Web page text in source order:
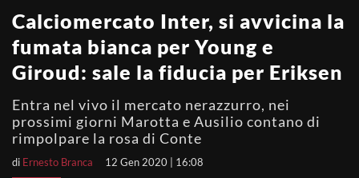
Calciomercato Inter, si avvicina la
fumata bianca per Young e
Giroud: sale la fiducia per Eriksen
Entra nel vivo il mercato nerazzurro, nei
prossimi giorni Marotta e Ausilio contano di
rimpolpare la rosa di Conte
di Ernesto Branca 12 Gen 2020 | 16:08